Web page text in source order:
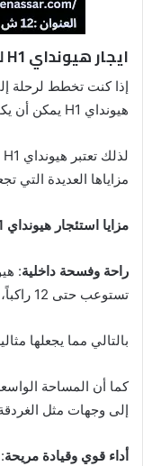
ايجار هيونداي H1 لرحلات الغردقه وشرم الشيخ
إذا كنت تخطط لرحلة
هيونداي H1 يمكن أن يكون الخيار الأمثل.
مزاياها العديدة التي
مزايا استئجار هيونداي H1
راحة وفسحة داخلية
تستوعب حتى 12 راكباً،
بالتالي مما يجعلها
كما أن المساحة
إلى وجهات مثل
أداء قوي وقيادة مريحة